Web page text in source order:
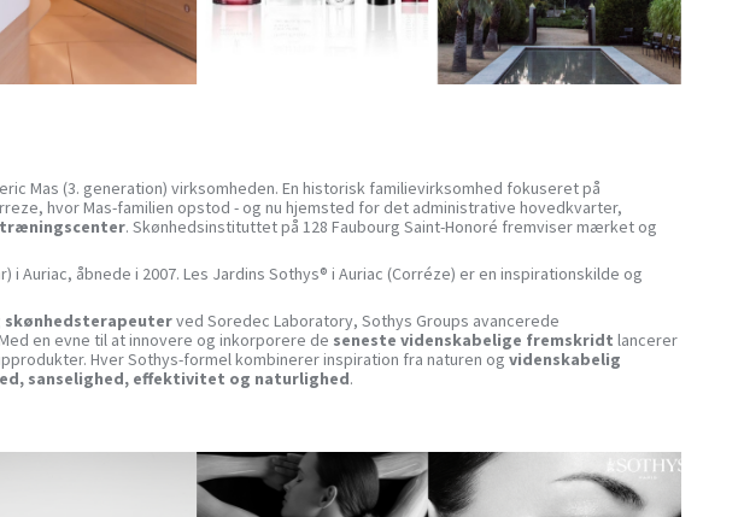
Mas (3. generation) virksomheden. En historisk familievirksomhed fokuseret på
hvor Mas-familien opstod - og nu hjemsted for det administrative hovedkvarter,
. Skønhedsinstituttet på 128 Faubourg Saint-Honoré fremviser mærket og
åbnede i 2007. Les Jardins Sothys® i Auriac (Corréze) er en inspirationskilde og
skønhedsterapeuterved Soredec Laboratory, Sothys Groups avancerede
en evne til at innovere og inkorporere de seneste videnskabelige fremskridt lancerer
Hver Sothys-formel kombinerer inspiration fra naturen ogvidenskabelig
sanselighed, effektivitet og naturlighed.